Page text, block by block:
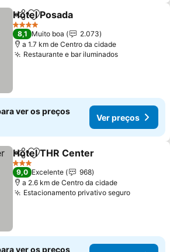
PartilharAdicionar aos favoritos
Hotel Posada
4 Estrelas
8,1 Muito boa
2.073
a 1.7 km de Centro da cidade
Restaurante e bar iluminados
ver os preços
Ver preços
PartilharAdicionar aos favoritos
Hotel THR Center
3 Estrelas
9,0 Excelente
968
a 2.6 km de Centro da cidade
Estacionamento privativo seguro
ver os preços